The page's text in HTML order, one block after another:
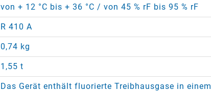
von + 12 °C bis + 36 °C / von 45 % rF bis 95 % rF
R 410 A
0,74 kg
1,55 t
Das Gerät enthält fluorierte Treibhausgase in einem